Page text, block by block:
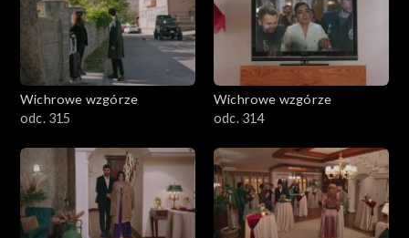
Wichrowe wzgórze
odc. 315
Wichrowe wzgórze
odc. 314